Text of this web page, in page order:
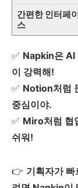
간편한 인터페
스
✅ Napkin은 AI
이 강력해!
✅ Notion처럼
중심이야.
✅ Miro처럼 협
쉬워!
👉 기획자가